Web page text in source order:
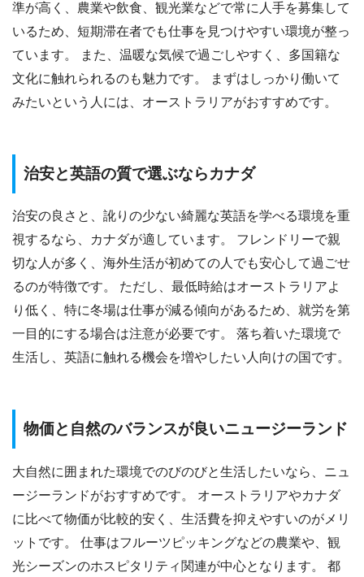
準が高く、農業や飲食、観光業などで常に人手を募集して
いるため、短期滞在者でも仕事を見つけやすい環境が整っ
ています。 また、温暖な気候で過ごしやすく、多国籍な
文化に触れられるのも魅力です。 まずはしっかり働いて
みたいという人には、オーストラリアがおすすめです。
治安と英語の質で選ぶならカナダ
治安の良さと、訛りの少ない綺麗な英語を学べる環境を重
視するなら、カナダが適しています。 フレンドリーで親
切な人が多く、海外生活が初めての人でも安心して過ごせ
るのが特徴です。 ただし、最低時給はオーストラリアよ
り低く、特に冬場は仕事が減る傾向があるため、就労を第
一目的にする場合は注意が必要です。 落ち着いた環境で
生活し、英語に触れる機会を増やしたい人向けの国です。
物価と自然のバランスが良いニュージーランド
大自然に囲まれた環境でのびのびと生活したいなら、ニュ
ージーランドがおすすめです。 オーストラリアやカナダ
に比べて物価が比較的安く、生活費を抑えやすいのがメリ
ットです。 仕事はフルーツピッキングなどの農業や、観
光シーズンのホスピタリティ関連が中心となります。 都